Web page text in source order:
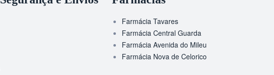
Farmácia Tavares
Farmácia Central Guarda
Farmácia Avenida do Mileu
Farmácia Nova de Celorico